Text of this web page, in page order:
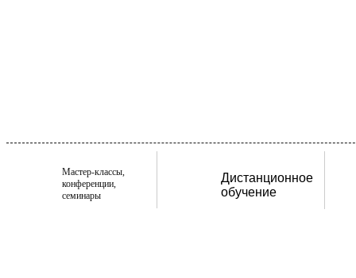
Мастер-классы,
конференции,
семинары
Дистанционное
обучение